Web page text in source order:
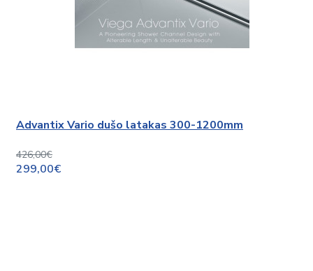
Advantix Vario dušo latakas 300-1200mm
426,00€
299,00€